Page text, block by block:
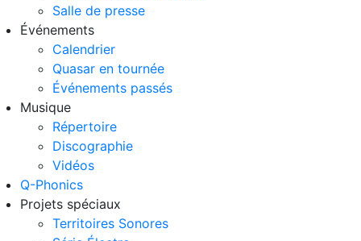
Salle de presse
Événements
Calendrier
Quasar en tournée
Événements passés
Musique
Répertoire
Discographie
Vidéos
Q-Phonics
Projets spéciaux
Territoires Sonores